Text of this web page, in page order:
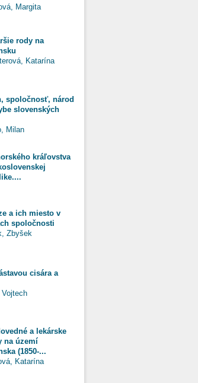
Margita
rody na
Katarína
spoločnosť, národ
slovenských
Milan
kráľovstva
a ich miesto v
spoločnosti
Zbyšek
cisára a
Vojtech
a lekárske
na území
(1850-...
Katarína